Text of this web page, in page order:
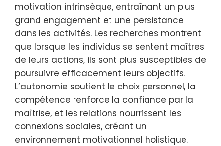
motivation intrinsèque, entraînant un plus
grand engagement et une persistance
dans les activités. Les recherches montrent
que lorsque les individus se sentent maîtres
de leurs actions, ils sont plus susceptibles de
poursuivre efficacement leurs objectifs.
L’autonomie soutient le choix personnel, la
compétence renforce la confiance par la
maîtrise, et les relations nourrissent les
connexions sociales, créant un
environnement motivationnel holistique.